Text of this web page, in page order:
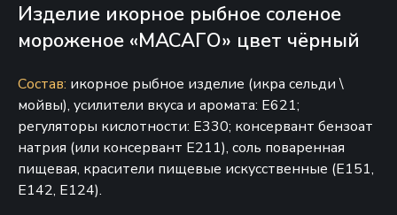
Изделие икорное рыбное соленое
мороженое «МАСАГО» цвет чёрный
Состав: икорное рыбное изделие (икра сельди \
мойвы), усилители вкуса и аромата: Е621;
регуляторы кислотности: Е330; консервант бензоат
натрия (или консервант Е211), соль поваренная
пищевая, красители пищевые искусственные (Е151,
Е142, Е124).